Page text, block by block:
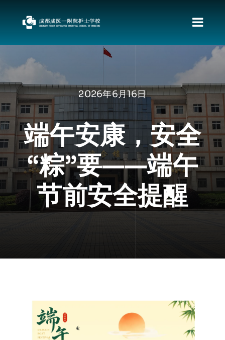
容
切
换
导
航
新闻动态
职教发展政策
资料下载
责任督专区
校园文化
招生专栏
2026年6月16日
端午安康，安全
“粽”要——端午
节前安全提醒